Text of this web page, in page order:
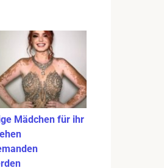
Mädchen für ihr